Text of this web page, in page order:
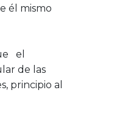
él mismo
el
de las
principio al